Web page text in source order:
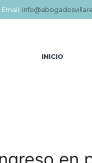
Email.:
INICIO